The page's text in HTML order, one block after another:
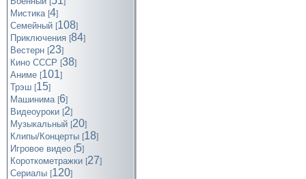
Мистика [4]
Семейный [108]
Приключения [84]
Вестерн [23]
Кино СССР [38]
Аниме [101]
Трэш [15]
Машинима [6]
Видеоуроки [2]
Музыкальный [20]
Клипы/Концерты [18]
Игровое видео [5]
Короткометражки [27]
Cериалы [120]